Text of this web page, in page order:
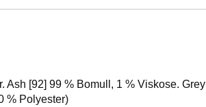
[92] 99 % Bomull, 1 % Viskose. Grey
% Polyester)